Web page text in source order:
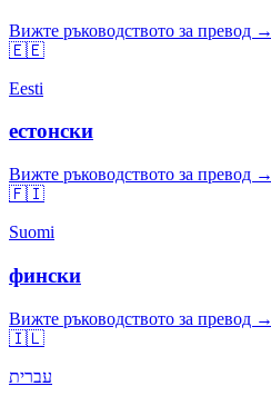
Вижте ръководството за превод →
🇪🇪
Eesti
естонски
Вижте ръководството за превод →
🇫🇮
Suomi
фински
Вижте ръководството за превод →
🇮🇱
עברית